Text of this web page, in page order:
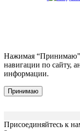
Нажимая “Принимаю”,
навигации по сайту,
информации.
Принимаю
Присоединяйтесь к